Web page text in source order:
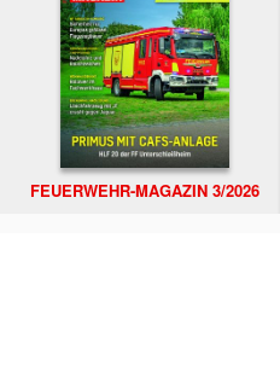
FEUERWEHR-MAGAZIN 3/2026